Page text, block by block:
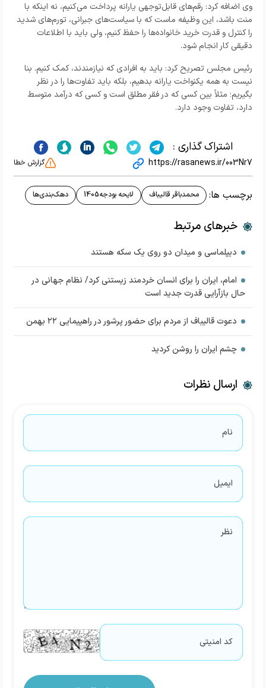
وی اضافه کرد: رقم‌های قابل‌توجهی یارانه پرداخت می‌کنیم، نه اینکه با
منت باشد، این وظیفه ماست که با سیاست‌های جبرانی، تورم‌های شدید
را کنترل و قدرت خرید خانواده‌ها را حفظ کنیم، ولی باید با اطلاعات
دقیقی کار انجام شود.
رئیس مجلس تصریح کرد: باید به افرادی که نیازمندند، کمک کنیم. بنا
نیست به همه یکنواخت یارانه بدهیم، بلکه باید تفاوت‌ها را در نظر
بگیریم؛ مثلاً بین کسی که در فقر مطلق است و کسی که درآمد متوسط
دارد، تفاوت وجود دارد.
اشتراک گذاری :
https://rasanews.ir/003Nr7 گزارش خطا
برچسب ها: محمدباقر قالیباف لایحه بودجه1405 دهک‌بندی‌ها
خبرهای مرتبط
دیپلماسی و میدان دو روی یک سکه هستند
امام، ایران را برای انسان خردمند زیستنی کرد/ نظام جهانی در
حال بازآرایی قدرت جدید است
دعوت قالیباف از مردم برای حضور پرشور در راهپیمایی ۲۲ بهمن
چشم ایران را روشن کردید
ارسال نظرات